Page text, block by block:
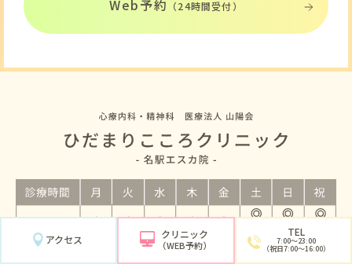
Web予約 （24時間受付）
アクセス クリニック
（WEB予約）
TEL
7:00〜23:00
（祝日7:00〜16:00）